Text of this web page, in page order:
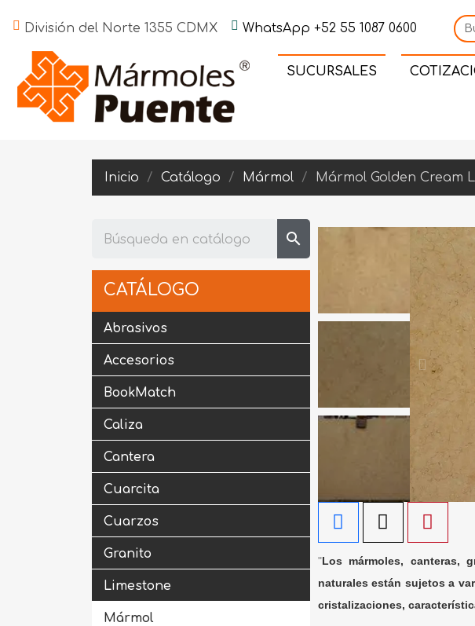
División del Norte 1355 CDMX WhatsApp +52 55 1087 0600
SUCURSALES
Inicio Catálogo Mármol Mármol Golden Cream
search
CATÁLOGO
Abrasivos
Accesorios
BookMatch
Caliza
Cantera
Cuarcita
Cuarzos
Granito
Limestone
Mármol
"Los mármoles, canteras,
naturales están sujetos a
cristalizaciones,